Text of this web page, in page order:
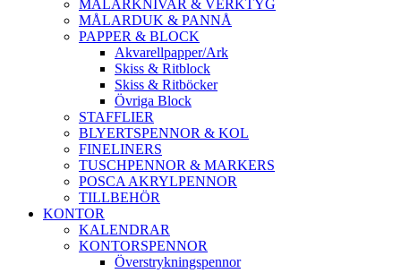
MÅLARKNIVAR & VERKTYG
MÅLARDUK & PANNÅ
PAPPER & BLOCK
Akvarellpapper/Ark
Skiss & Ritblock
Skiss & Ritböcker
Övriga Block
STAFFLIER
BLYERTSPENNOR & KOL
FINELINERS
TUSCHPENNOR & MARKERS
POSCA AKRYLPENNOR
TILLBEHÖR
KONTOR
KALENDRAR
KONTORSPENNOR
Överstrykningspennor